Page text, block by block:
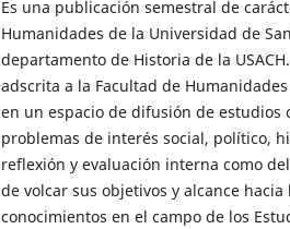
Es una publicación semestral de
Humanidades de la Universidad de
departamento de Historia de la
adscrita a la Facultad de
en un espacio de difusión de
problemas de interés social, político,
reflexión y evaluación interna como
de volcar sus objetivos y alcance
conocimientos en el campo de los